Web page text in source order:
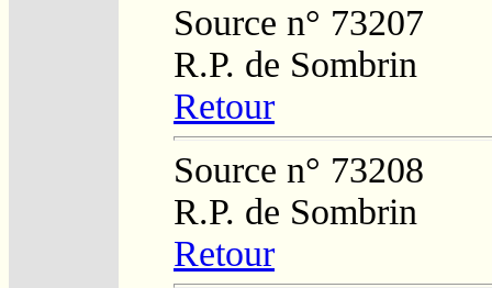
Source n° 73207
R.P. de Sombrin
Retour
Source n° 73208
R.P. de Sombrin
Retour